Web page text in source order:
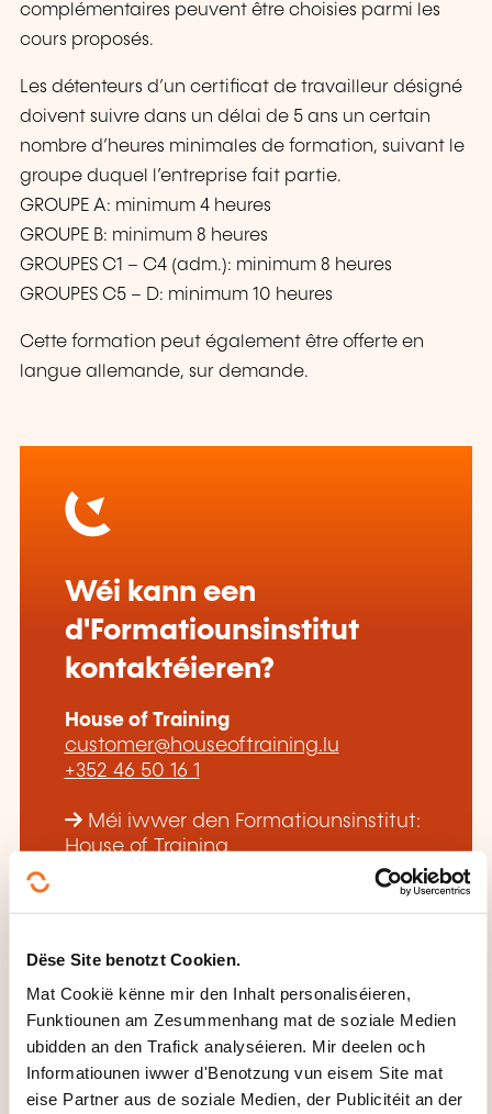
Dëse Site benotzt Cookien.
Mat Cookië kënne mir den Inhalt personaliséieren,
Funktiounen am Zesummenhang mat de soziale Medien
ubidden an den Trafick analyséieren. Mir deelen och
Informatiounen iwwer d'Benotzung vun eisem Site mat
eise Partner aus de soziale Medien, der Publicitéit an der
complémentaires peuvent être choisies parmi les
cours proposés.
Les détenteurs d’un certificat de travailleur désigné
doivent suivre dans un délai de 5 ans un certain
nombre d’heures minimales de formation, suivant le
groupe duquel l’entreprise fait partie.
GROUPE A: minimum 4 heures
GROUPE B: minimum 8 heures
GROUPES C1 – C4 (adm.): minimum 8 heures
GROUPES C5 – D: minimum 10 heures
Cette formation peut également être offerte en
langue allemande, sur demande.
Wéi kann een
d'Formatiounsinstitut
kontaktéieren?
House of Training
customer@houseoftraining.lu
+352 46 50 16 1
Méi iwwer den Formatiounsinstitut:
House of Training
DËS FORMATIOUNE KÉINTEN
IECH INTERESSÉIEREN